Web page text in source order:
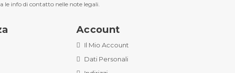
le info di contatto nelle note legali.
Account
Il Mio Account
Dati Personali